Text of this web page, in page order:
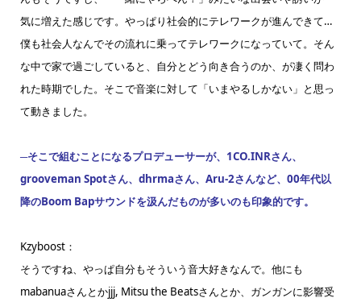
気に増えた感じです。やっぱり社会的にテレワークが進んできて…
僕も社会人なんでその流れに乗ってテレワークになっていて。そん
な中で家で過ごしていると、自分とどう向き合うのか、が凄く問わ
れた時期でした。そこで音楽に対して「いまやるしかない」と思っ
て動きました。
─そこで組むことになるプロデューサーが、1CO.INRさん、
grooveman Spotさん、dhrmaさん、Aru-2さんなど、00年代以
降のBoom Bapサウンドを汲んだものが多いのも印象的です。
Kzyboost：
そうですね、やっぱ自分もそういう音大好きなんで。他にも
mabanuaさんとかjjj, Mitsu the Beatsさんとか、ガンガンに影響受